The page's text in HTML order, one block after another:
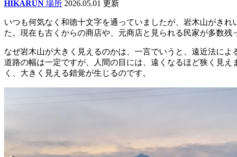
HIKARUN 場所 2026.05.01 更新
いつも何気なく和徳十文字を通っていましたが、岩木山がき
た。現在も古くからの商店や、元商店と見られる民家が多数残
なぜ岩木山が大きく見えるのかは、一言でいうと、遠近法に
道路の幅は一定ですが、人間の目には、遠くなるほど狭く見
く、大きく見える錯覚が生じるのです。